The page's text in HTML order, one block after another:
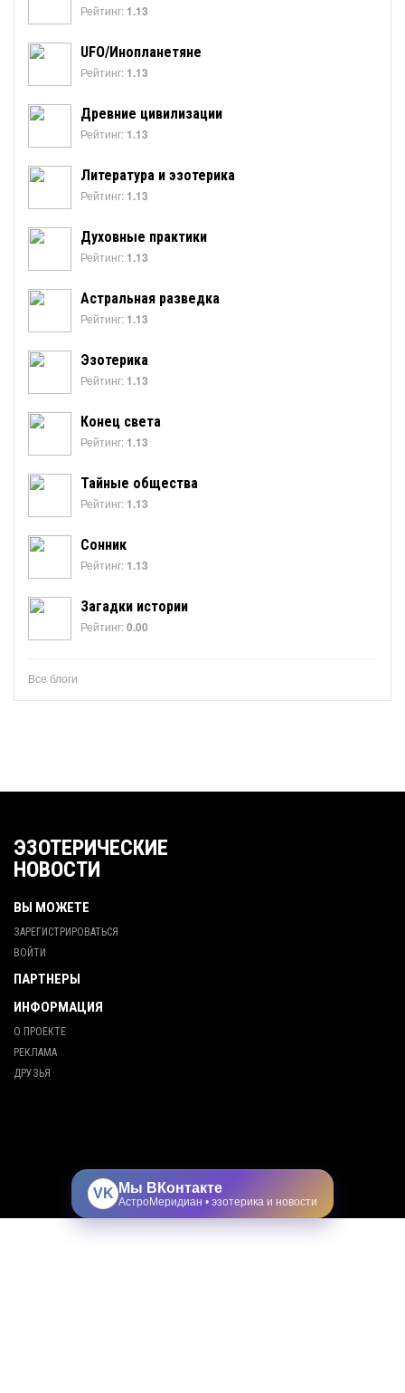
Рейтинг: 1.13
UFO/Инопланетяне
Рейтинг: 1.13
Древние цивилизации
Рейтинг: 1.13
Литература и эзотерика
Рейтинг: 1.13
Духовные практики
Рейтинг: 1.13
Астральная разведка
Рейтинг: 1.13
Эзотерика
Рейтинг: 1.13
Конец света
Рейтинг: 1.13
Тайные общества
Рейтинг: 1.13
Сонник
Рейтинг: 1.13
Загадки истории
Рейтинг:0.00
Все блоги
ЭЗОТЕРИЧЕСКИЕ
НОВОСТИ
ВЫ МОЖЕТЕ
ЗАРЕГИСТРИРОВАТЬСЯ
ВОЙТИ
ПАРТНЕРЫ
ИНФОРМАЦИЯ
О ПРОЕКТЕ
РЕКЛАМА
ДРУЗЬЯ
VK Мы ВКонтакте
АстроМеридиан • эзотерика и новости